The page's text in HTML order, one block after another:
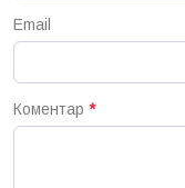
Email
Коментар *